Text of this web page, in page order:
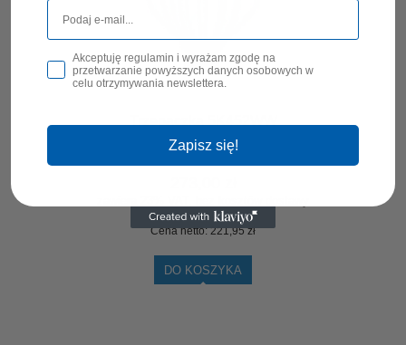
Cena netto:221,95 zł
DO KOSZYKA
Akceptuję regulamin i wyrażam zgodę na
przetwarzanie powyższych danych osobowych w
celu otrzymywania newslettera.
Zapisz się!